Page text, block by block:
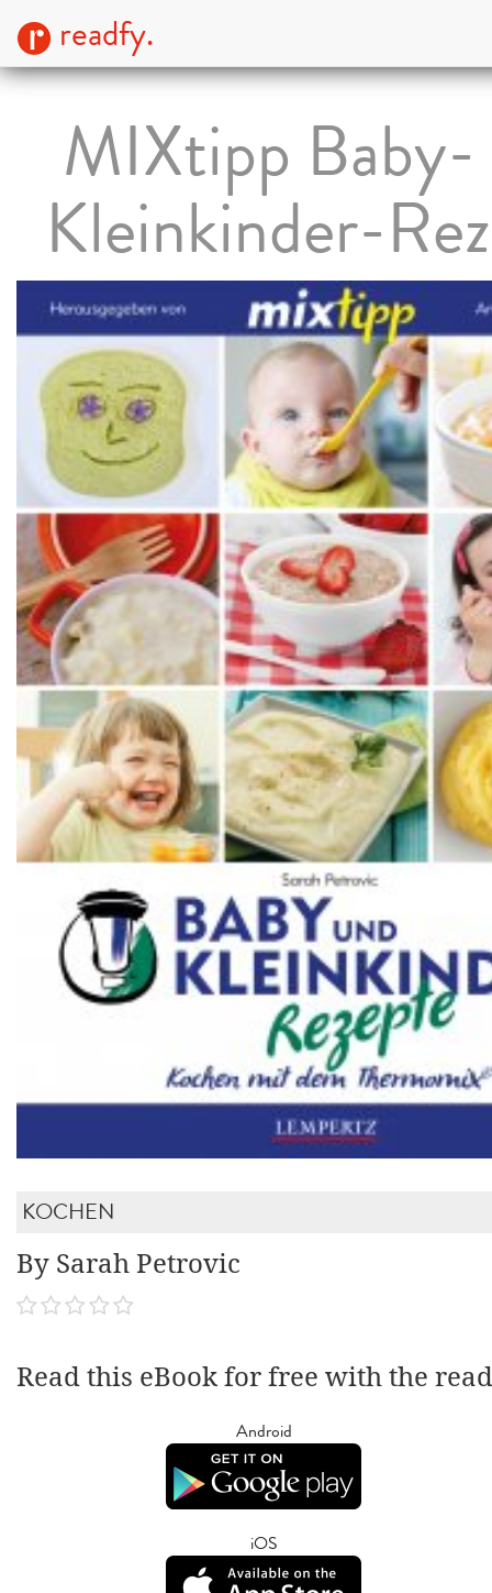
readfy.
MIXtipp Baby-
Kleinkinder-
KOCHEN
By Sarah Petrovic
Read this eBook for free with the
Android
iOS